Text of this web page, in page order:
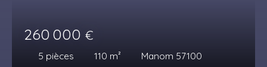
260 000 €
5 pièces 110 m² Manom 57100